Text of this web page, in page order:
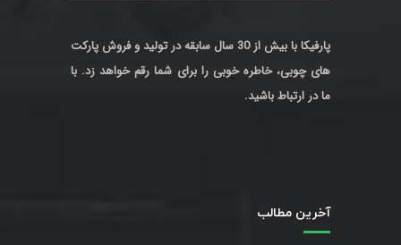
پارفیکا با بیش از 30 سال سابقه در تولید و فروش پارکت
های چوبی، خاطره خوبی را برای شما رقم خواهد زد. با
ما در ارتباط باشید.
آخرین مطالب